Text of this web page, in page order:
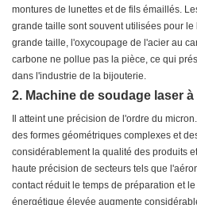
montures de lunettes et de fils émaillés.
grande taille sont souvent utilisées pour
grande taille, l'oxycoupage de l'acier au
carbone ne pollue pas la pièce, ce qui
dans l'industrie de la bijouterie.
2. Machine de soudage laser
Il atteint une précision de l'ordre du
des formes géométriques complexes et
considérablement la qualité des produits
haute précision de secteurs tels que
contact réduit le temps de préparation et
énergétique élevée augmente